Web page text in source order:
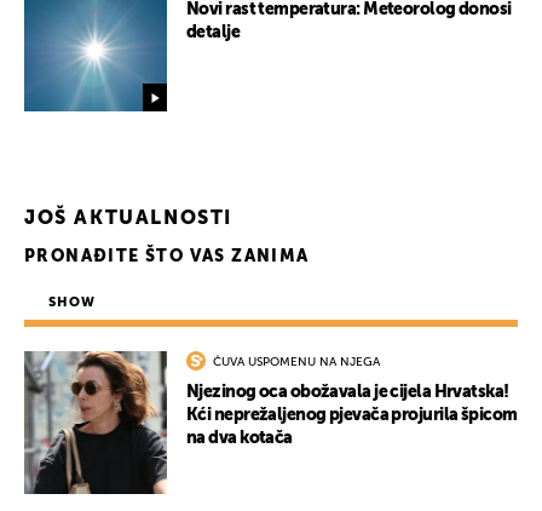
Novi rast temperatura: Meteorolog donosi
detalje
JOŠ AKTUALNOSTI
PRONAĐITE ŠTO VAS ZANIMA
SHOW
ČUVA USPOMENU NA NJEGA
Njezinog oca obožavala je cijela Hrvatska!
Kći neprežaljenog pjevača projurila špicom
na dva kotača